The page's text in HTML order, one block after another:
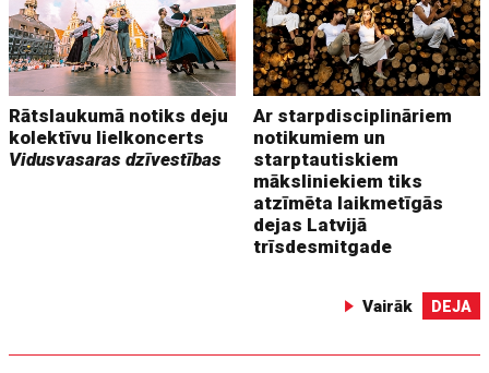
Rātslaukumā notiks deju
kolektīvu lielkoncerts
Vidusvasaras dzīvestības
Ar starpdisciplināriem
notikumiem un
starptautiskiem
māksliniekiem tiks
atzīmēta laikmetīgās
dejas Latvijā
trīsdesmitgade
Vairāk DEJA